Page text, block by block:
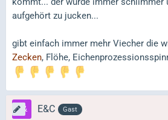
aufgehört zu jucken...
gibt einfach immer mehr Viecher die
Zecken, Flöhe,
E&C Gast